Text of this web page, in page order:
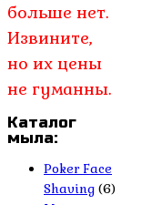
больше нет.
Извините,
но их цены
не гуманны.
Каталог
мыла:
Poker Face
Shaving (6)